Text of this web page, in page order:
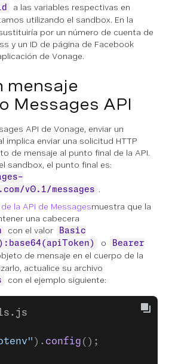
a las variables respectivas en
utilizando el sandbox. En la
por un número de cuenta de
y un ID de página de Facebook
de Vonage.
mensaje
Messages API
API de Vonage, enviar un
implica enviar una solicitud HTTP
de mensaje al punto final de la API.
sandbox, el punto final es:
v0.1/messages .
la API de Messagesmuestra que la
una cabecera
con el valor
Basic
o
Bearer
de mensaje en el cuerpo de la
actualice su archivo
con el ejemplo siguiente:
). config ();